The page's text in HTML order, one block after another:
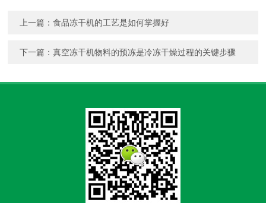
上一篇：食品冻干机的工艺是如何掌握好
下一篇：真空冻干机物料的预冻是冷冻干燥过程的关键步骤